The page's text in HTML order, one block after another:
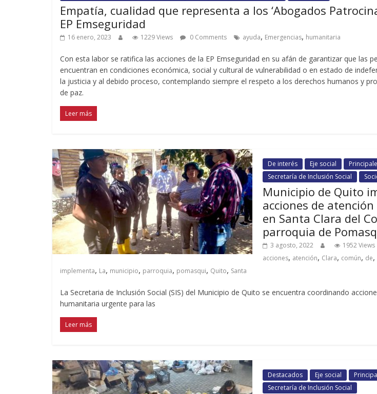
Empatía, cualidad que representa a los ‘Abogados
EP Emseguridad
16 enero, 2023 1229 Views 0 Comments ayuda, Emergencias, humanitaria
Con esta labor se ratifica las acciones de la EP Emseguridad en su afán de garantizar que las
encuentran en condiciones económica, social y cultural de vulnerabilidad o en estado de
la justicia y al debido proceso, contemplando siempre el respeto a los derechos humanos y
de paz.
Leer más
De interés Eje social
Secretaría de Inclusión Social
Municipio de Quito
acciones de
en Santa Clara del
parroquia de
3 agosto, 2022 1952 Views
acciones, atención, Clara, común, de,
implementa, La, municipio, parroquia, pomasqui, Quito, Santa
La Secretaria de Inclusión Social (SIS) del Municipio de Quito se encuentra coordinando
humanitaria urgente para las
Leer más
Destacados Eje social
Secretaría de Inclusión Social